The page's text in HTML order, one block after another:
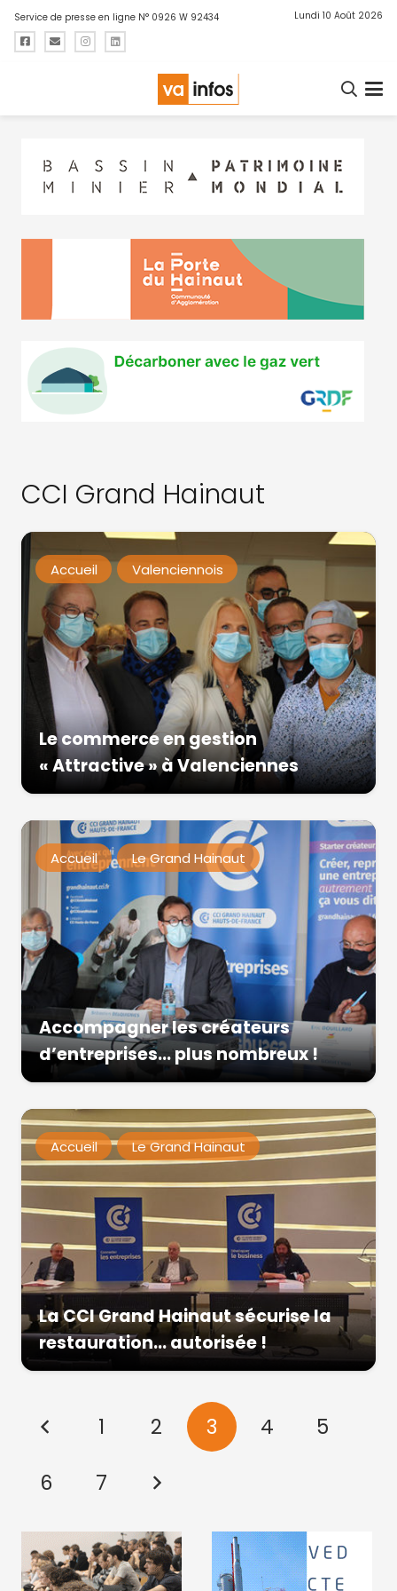
Service de presse en ligne N° 0926 W 92434 Lundi 10 Août 2026
CCI Grand Hainaut
Accueil Valenciennois
Le commerce en gestion
« Attractive » à Valenciennes
Accueil Le Grand Hainaut
Accompagner les créateurs
d’entreprises… plus nombreux !
Accueil Le Grand Hainaut
La CCI Grand Hainaut sécurise la
restauration… autorisée !
1 2 3 4
5
6
7